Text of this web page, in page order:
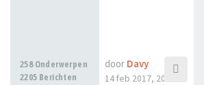
258 Onderwerpen
2205 Berichten
door Davy
14 feb 2017, 20:12